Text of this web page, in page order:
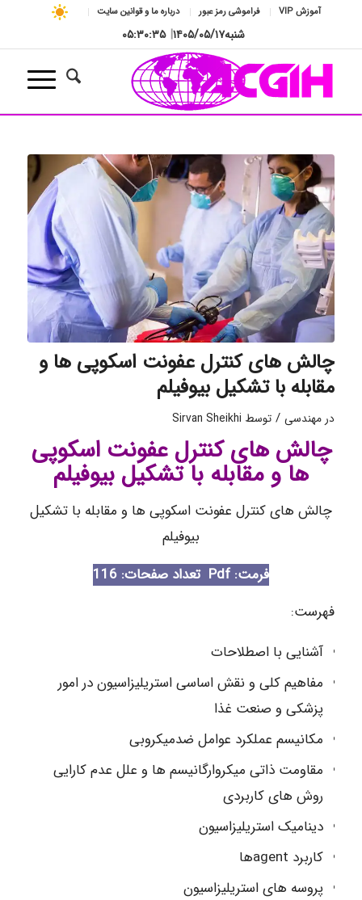
آموزش VIP فراموشی رمز عبور درباره ما و قوانین سایت
شنبه۱۴۰۵/۰۵/۱۷| ۰۵:۳۰:۳۶
چالش های کنترل عفونت اسکوپی ها و
مقابله با تشکیل بیوفیلم
در مهندسی / توسط Sirvan Sheikhi
چالش های کنترل عفونت اسکوپی
ها و مقابله با تشکیل بیوفیلم
چالش های کنترل عفونت اسکوپی ها و مقابله با تشکیل
بیوفیلم
فرمت: Pdf
تعداد صفحات: 116
فهرست:
آشنایی با اصطلاحات
مفاهیم کلی و نقش اساسی استریلیزاسیون در امور
پزشکی و صنعت غذا
مکانیسم عملکرد عوامل ضدمیکروبی
مقاومت ذاتی میکروارگانیسم ها و علل عدم کارایی
روش های کاربردی
دینامیک استریلیزاسیون
کاربرد agentها
پروسه های استریلیزاسیون